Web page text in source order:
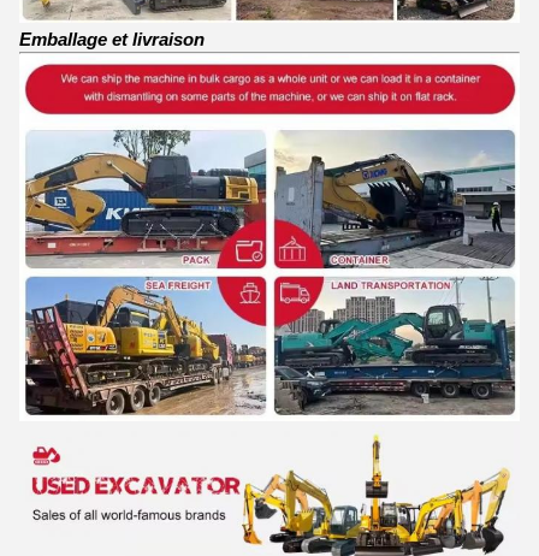
Emballage et livraison